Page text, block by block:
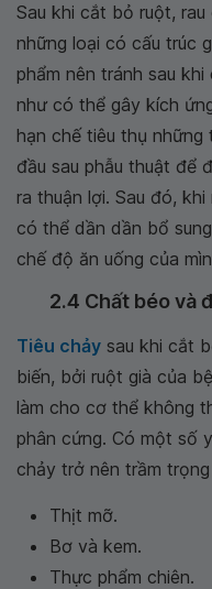
Sau khi cắt bỏ ruột,
những loại có cấu trúc
phẩm nên tránh sau
như có thể gây kích
hạn chế tiêu thụ
đầu sau phẫu thuật để
ra thuận lợi. Sau đó,
có thể dần dần bổ
chế độ ăn uống của
2.4 Chất béo và
Tiêu chảy sau khi cắt
biến, bởi ruột già của
làm cho cơ thể không
phân cứng. Có một số
chảy trở nên trầm
Thịt mỡ.
Bơ và kem.
Thực phẩm chiên.